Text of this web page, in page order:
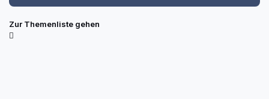
Zur Themenliste gehen